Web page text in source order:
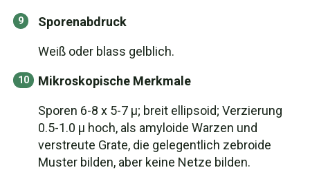
Sporenabdruck
Weiß oder blass gelblich.
Mikroskopische Merkmale
Sporen 6-8 x 5-7 µ; breit ellipsoid; Verzierung
0.5-1.0 µ hoch, als amyloide Warzen und
verstreute Grate, die gelegentlich zebroide
Muster bilden, aber keine Netze bilden.